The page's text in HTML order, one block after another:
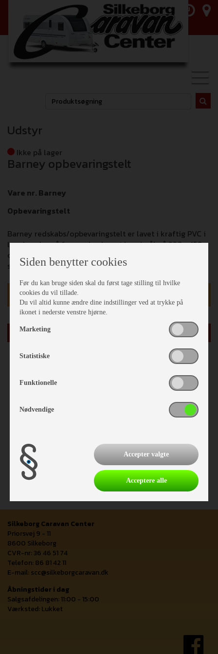
Udstyr
Ikke på lager
Barney opbevaringstelt
Vare nr. Barney
Opbevaringstelt
Barney redskabs/opbevaringstelt er lavet i kraftig PVC i
lyse/mørkegrå farver. den har et bundmål på 220 x 150
cm og kommer inklusiv pløkker, elastikker og
stormbånd.
Vejl. udsalgspris kr 2.799,-
Silkeborg Caravan Center
Priorsvej 9 - 11
8600 Silkeborg
CVR-nr: 36 46 51 74
Telefon: 86 81 42 11
E-mail: scc@silkeborgcaravan.dk
Åbningstider i dag
Salgsafdelingen: 11:00 - 15:00
Værksted: Lukket
Siden benytter cookies
Før du kan bruge siden skal du først tage stilling til hvilke
cookies du vil tillade.
Du vil altid kunne ændre dine indstillinger ved at trykke på
ikonet i nederste venstre hjørne.
Marketing
Statistiske
Funktionelle
Nødvendige
Accepter valgte
Acceptere alle